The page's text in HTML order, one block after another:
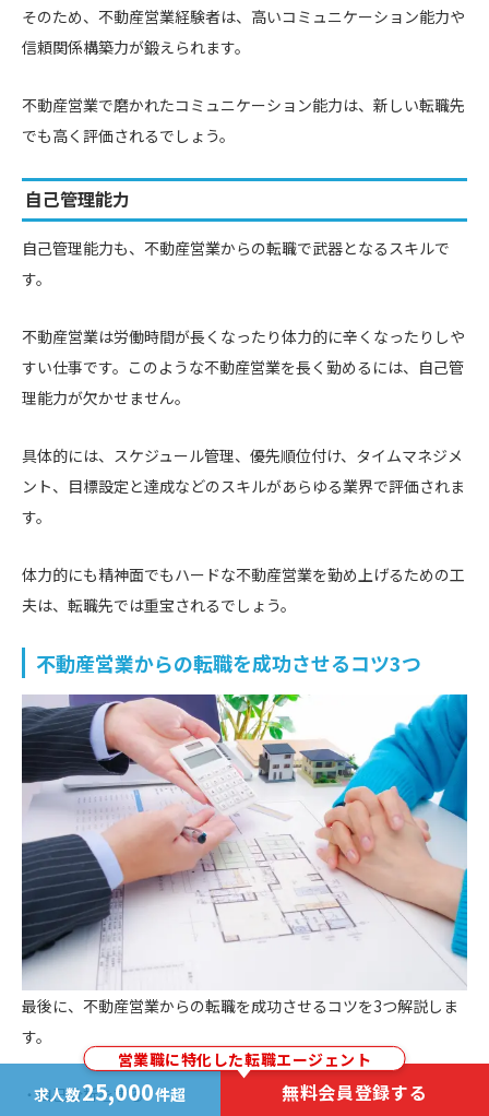
そのため、不動産営業経験者は、高いコミュニケーション能力や
信頼関係構築力が鍛えられます。
不動産営業で磨かれたコミュニケーション能力は、新しい転職先
でも高く評価されるでしょう。
自己管理能力
自己管理能力も、不動産営業からの転職で武器となるスキルで
す。
不動産営業は労働時間が長くなったり体力的に辛くなったりしや
すい仕事です。このような不動産営業を長く勤めるには、自己管
理能力が欠かせません。
具体的には、スケジュール管理、優先順位付け、タイムマネジメ
ント、目標設定と達成などのスキルがあらゆる業界で評価されま
す。
体力的にも精神面でもハードな不動産営業を勤め上げるための工
夫は、転職先では重宝されるでしょう。
不動産営業からの転職を成功させるコツ3つ
最後に、不動産営業からの転職を成功させるコツを3つ解説しま
す。
自己分析をする
営業職に特化した転職エージェント
求人数25,000件超 無料会員登録する